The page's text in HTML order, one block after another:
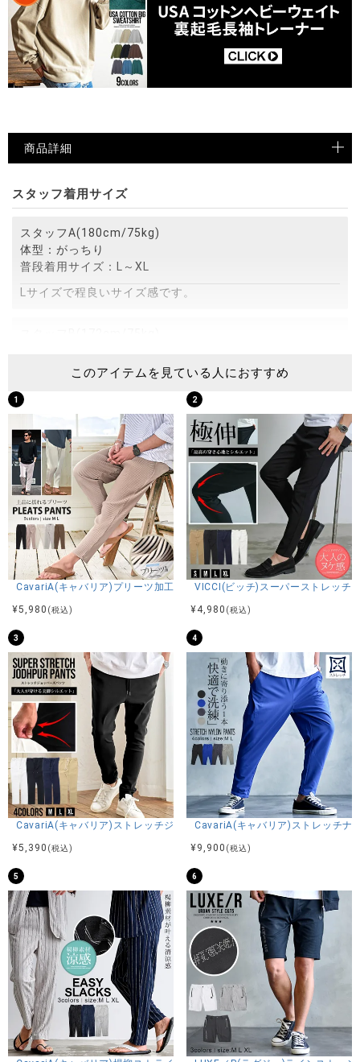
商品詳細
スタッフ着用サイズ
スタッフA(180cm/75kg)
体型：がっちり
普段着用サイズ：L～XL
Lサイズで程良いサイズ感です。
普段着用サイズ：M～L
Lサイズで程良いサイズ感です。筋肉質な方はLサイズをオ
ススメします。
スタッフC(173cm/60kg)
体型：細身
普段着用サイズ：M
Mサイズでジャストサイズです。
商品説明
USAコットン裏起毛スウェットパンツが入荷しました。
アメリカの近代農法と豊かな自然の中で育った、ナチュラル
な風合いとドライタッチが特徴のUSAコットンを採用。
厚手で強度が高いのがポイントです。
更に裏起毛にすることで真冬でも着れる防寒性抜群の仕上が
りに。
裾はリブ仕様なのでスタイリッシュですっきりとした印象を
与えてくれます。
街でもちろんのことルームウェアとしてもオススメも1本で
す。
※モデル画像は照明などの影響により実際の商品と異なる場合
がございます。
サイズ(cm)
M：着丈102股上31股下72後ろ股上36ウエスト33～44ヒップ
51わたり(もも幅)28膝幅21裾幅13
L：着丈104股上32股下73後ろ股上37ウエスト35～46ヒップ
53わたり(もも幅)29膝幅22裾幅14
<前ポケット>
入り口：約15cm
内寸横幅：約15cm
内寸縦：約28cm<後ろポケット>
このアイテムを見ている人におすすめ
1
CavariA(キャバリア)プリーツ加工イージーロングパンツ/全5色
¥5,980 (税込)
2
VICCI(ビッチ)スーパーストレッチ
¥4,980 (税込)
3
CavariA(キャバリア)ストレッチジョッパーパンツ/全4色
¥5,390 (税込)
4
CavariA(キャバリア)ストレッチナ
¥9,900 (税込)
5 6